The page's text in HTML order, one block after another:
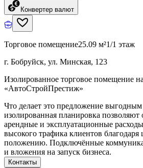
Конвертер валют
Торговое помещение25.09 м²1/1 этаж
г. Бобруйск, ул. Минская, 123
Изолированное торговое помещение
«АвтоСтройПрестиж»
Что делает это предложение
изолированная планировка позволяют
арендные и эксплуатационные
высокого трафика клиентов благодаря
положению. Подключённые
и вложения на запуск бизнеса.
Контакты